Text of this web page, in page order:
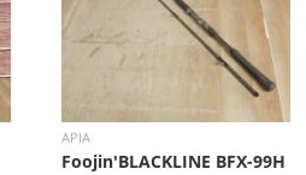
APIA
Foojin'BLACKLINE BFX-99H